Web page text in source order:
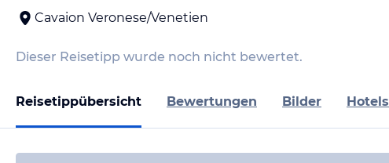
Cavaion Veronese/Venetien
Dieser Reisetipp wurde noch nicht bewertet.
Reisetippübersicht Bewertungen Bilder Hotels